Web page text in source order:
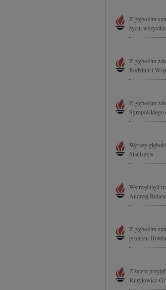
Z głębokim
życiu
Z głębokim
Rodzinie i
Z głębokim
Syropolskiego
Wyrazy
Staniszkis
Wstrząśnięci
Andrzej
Z głębokim
projektu
Z żalem
Kuryłowicz